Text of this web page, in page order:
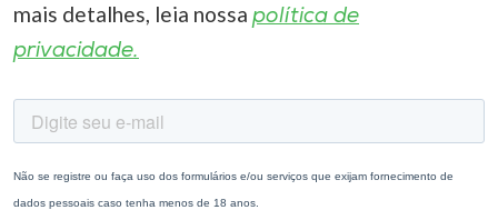
mais detalhes, leia nossa política de
privacidade.